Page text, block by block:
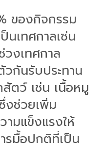
ของกิจกรรม
นเทศกาลเซ่น
งเทศกาล
วกันรับประทาน
ตว์ เช่น เนื้อหมู
งช่วยเพิ่ม
ามแข็งแรงให้
รมื้อปกติที่เป็น